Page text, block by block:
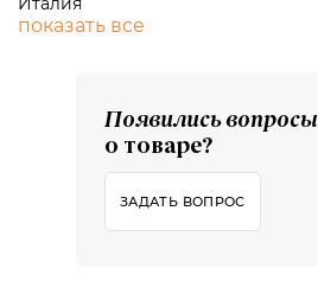
показать все
Появились вопросы
о товаре?
ЗАДАТЬ ВОПРОС